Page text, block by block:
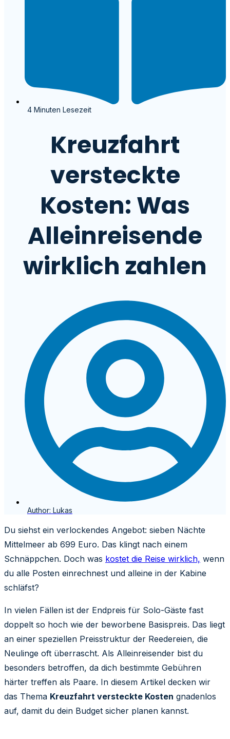
4 Minuten Lesezeit
Kreuzfahrt
versteckte
Kosten: Was
Alleinreisende
wirklich zahlen
Author: Lukas
Du siehst ein verlockendes Angebot: sieben Nächte
Mittelmeer ab 699 Euro. Das klingt nach einem
Schnäppchen. Doch was kostet die Reise wirklich, wenn
du alle Posten einrechnest und alleine in der Kabine
schläfst?
In vielen Fällen ist der Endpreis für Solo-Gäste fast
doppelt so hoch wie der beworbene Basispreis. Das liegt
an einer speziellen Preisstruktur der Reedereien, die
Neulinge oft überrascht. Als Alleinreisender bist du
besonders betroffen, da dich bestimmte Gebühren
härter treffen als Paare. In diesem Artikel decken wir
das Thema Kreuzfahrt versteckte Kosten gnadenlos
auf, damit du dein Budget sicher planen kannst.